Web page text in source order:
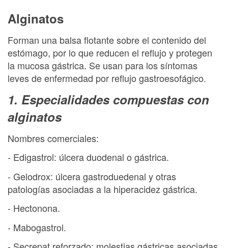
Alginatos
Forman una balsa flotante sobre el contenido del
estómago, por lo que reducen el reflujo y protegen
la mucosa gástrica. Se usan para los síntomas
leves de enfermedad por reflujo gastroesofágico.
1. Especialidades compuestas con
alginatos
Nombres comerciales:
- Edigastrol: úlcera duodenal o gástrica.
- Gelodrox: úlcera gastroduedenal y otras
patologías asociadas a la hiperacidez gástrica.
- Hectonona.
- Mabogastrol.